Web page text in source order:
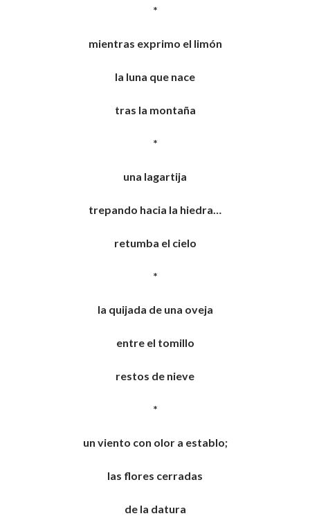
*
mientras exprimo el limón
la luna que nace
tras la montaña
*
una lagartija
trepando hacia la hiedra…
retumba el cielo
*
la quijada de una oveja
entre el tomillo
restos de nieve
*
un viento con olor a establo;
las flores cerradas
de la datura